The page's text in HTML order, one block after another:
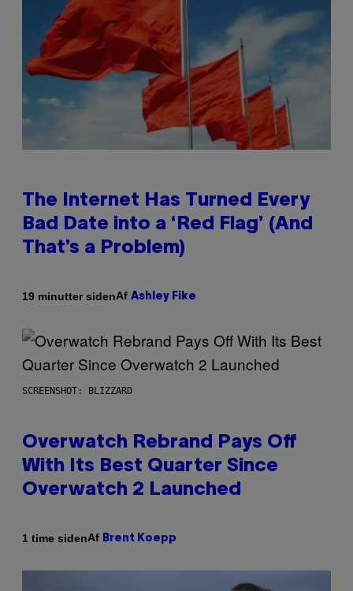
The Internet Has Turned Every
Bad Date into a ‘Red Flag’ (And
That’s a Problem)
19 minutter sidenAf Ashley Fike
SCREENSHOT: BLIZZARD
Overwatch Rebrand Pays Off
With Its Best Quarter Since
Overwatch 2 Launched
1 time sidenAf Brent Koepp